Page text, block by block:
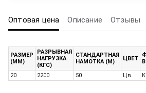
Оптовая цена Описание Отзывы
РАЗМЕР
(ММ)
РАЗРЫВНАЯ
НАГРУЗКА
(КГС)
СТАНДАРТНАЯ
НАМОТКА (М)
ЦВЕТ
20
2200 50 Цв.